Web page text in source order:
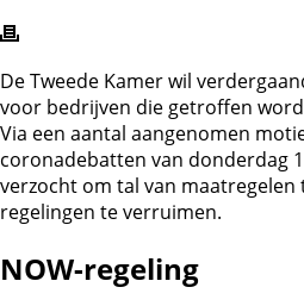
De Tweede Kamer wil
voor bedrijven die getroffen
Via een aantal aangenomen
coronadebatten van donderdag
verzocht om tal van
regelingen te verruimen.
NOW-regeling